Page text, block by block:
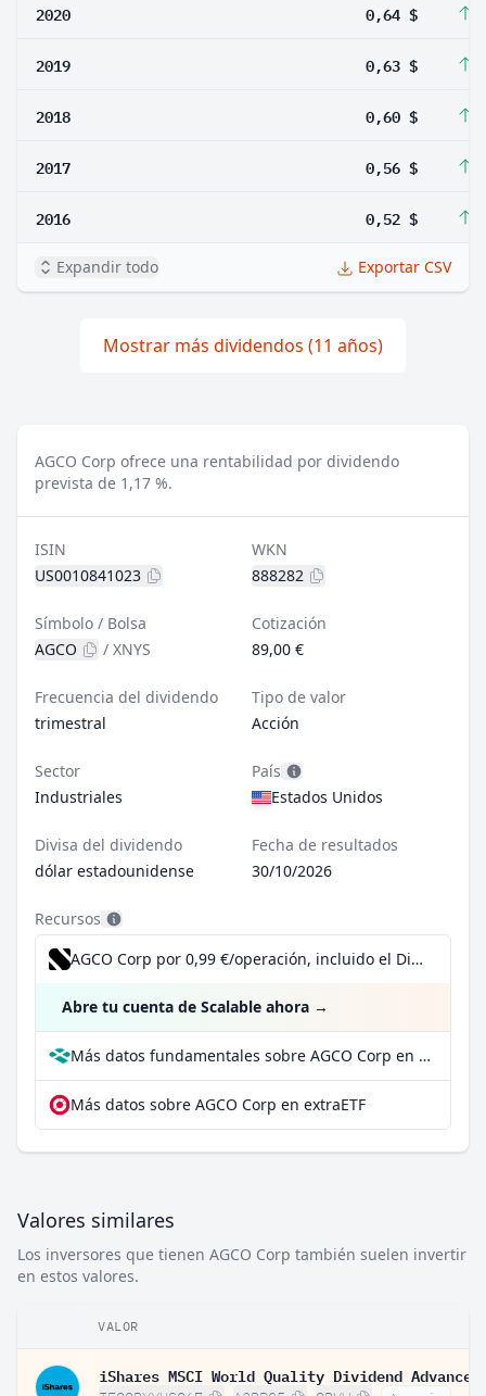
2020 0,64 $
2019 0,63 $
2018 0,60 $
2017 0,56 $
2016 0,52 $
Expandir todo Exportar CSV
Mostrar más dividendos (11 años)
AGCO Corp ofrece una rentabilidad por dividendo
prevista de 1,17 %.
ISIN
US0010841023
WKN
888282
Símbolo / Bolsa
AGCO
/ XNYS
Cotización
89,00 €
Frecuencia del dividendo
trimestral
Tipo de valor
Acción
Sector
Industriales
País
Estados Unidos
Divisa del dividendo
dólar estadounidense
Fecha de resultados
30/10/2026
Recursos
AGCO Corp por 0,99 €/operación, incluido el Dividend Reinvestment Plan
Abre tu cuenta de Scalable ahora →
Más datos fundamentales sobre AGCO Corp en Parqet
Más datos sobre AGCO Corp en extraETF
Valores similares
Los inversores que tienen AGCO Corp también suelen invertir
en estos valores.
VALOR